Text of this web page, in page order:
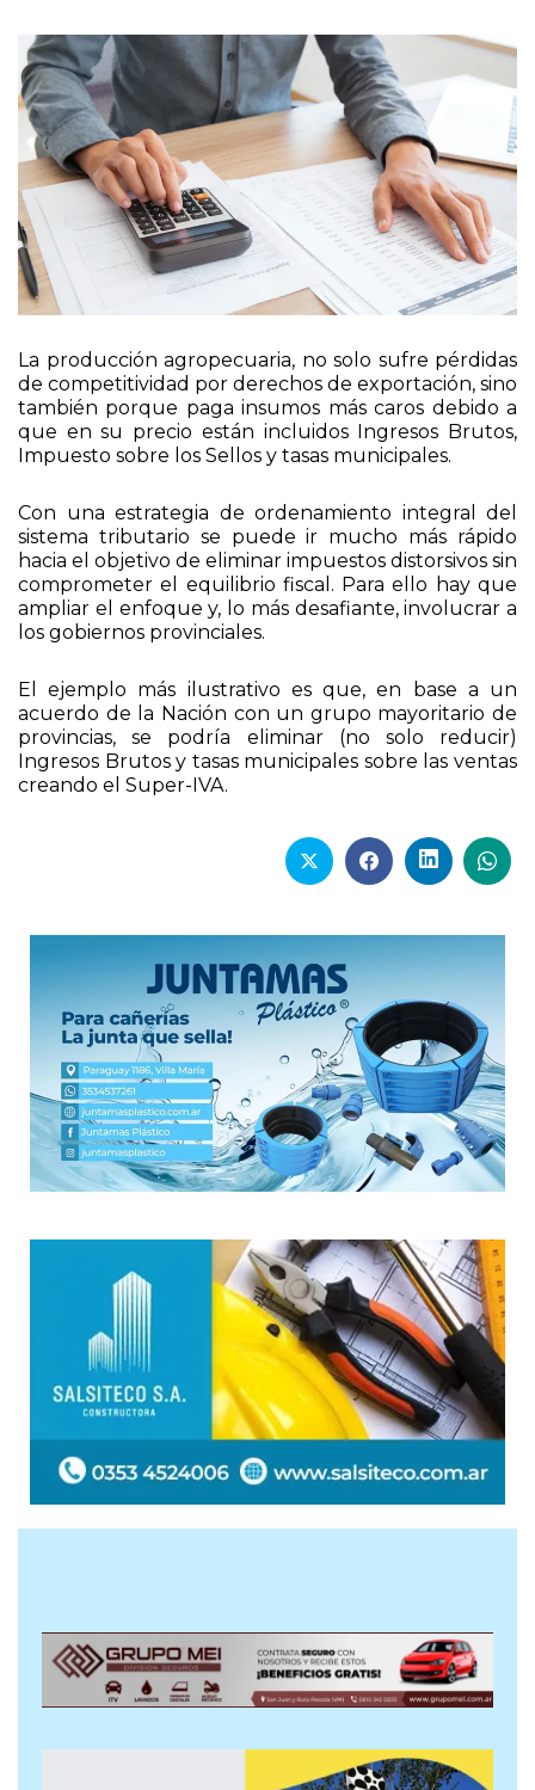
La producción agropecuaria, no solo sufre pérdidas
de competitividad por derechos de exportación, sino
también porque paga insumos más caros debido a
que en su precio están incluidos Ingresos Brutos,
Con una estrategia de ordenamiento integral del
sistema tributario se puede ir mucho más rápido
hacia el objetivo de eliminar impuestos distorsivos sin
comprometer el equilibrio fiscal. Para ello hay que
ampliar el enfoque y, lo más desafiante, involucrar a
El ejemplo más ilustrativo es que, en base a un
acuerdo de la Nación con un grupo mayoritario de
provincias, se podría eliminar (no solo reducir)
Ingresos Brutos y tasas municipales sobre las ventas